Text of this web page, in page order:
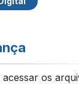
os